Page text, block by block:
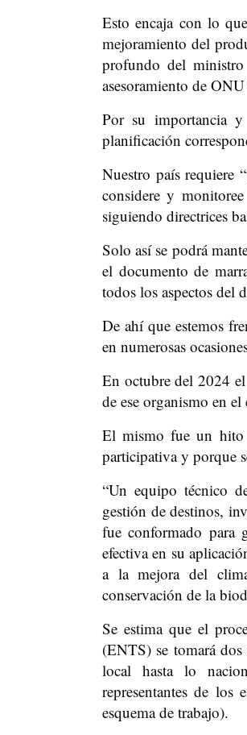
Esto encaja con lo
mejoramiento del
profundo del
asesoramiento de
Por su importancia
planificación
Nuestro país requiere
considere y
siguiendo directrices
Solo así se podrá
el documento de
todos los aspectos del
De ahí que estemos
en numerosas
En octubre del 2024
de ese organismo en el
El mismo fue un hito
participativa y porque
“Un equipo técnico
gestión de destinos,
fue conformado para
efectiva en su
a la mejora del
conservación de la
Se estima que el
(ENTS) se tomará
local hasta lo
representantes de
esquema de trabajo).